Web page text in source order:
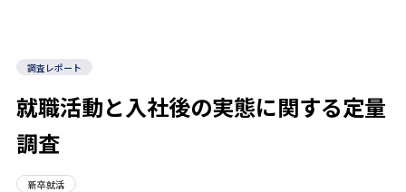
調査レポート
就職活動と入社後の実態に関する定量
調査
新卒就活